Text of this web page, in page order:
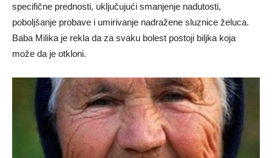
specifične prednosti, uključujući smanjenje nadutosti,
poboljšanje probave i umirivanje nadražene sluznice želuca.
Baba Milika je rekla da za svaku bolest postoji biljka koja
može da je otkloni.